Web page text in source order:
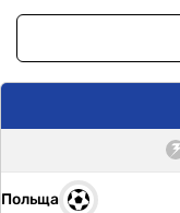
Польща